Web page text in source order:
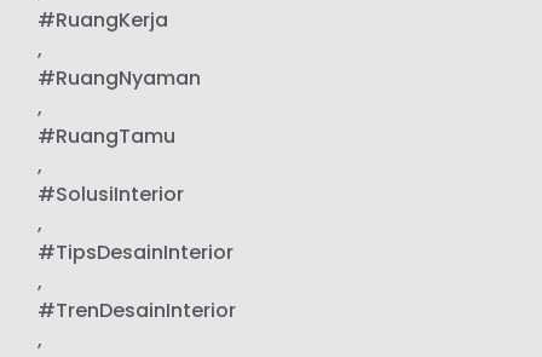
#RuangKerja
,
#RuangNyaman
,
#RuangTamu
,
#SolusiInterior
,
#TipsDesainInterior
,
#TrenDesainInterior
,